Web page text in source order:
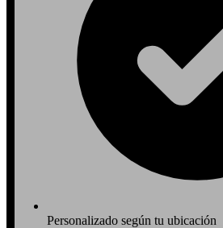
Personalizado según tu ubicación